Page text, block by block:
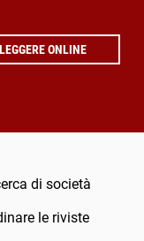
LEGGERE ONLINE
di società
le riviste